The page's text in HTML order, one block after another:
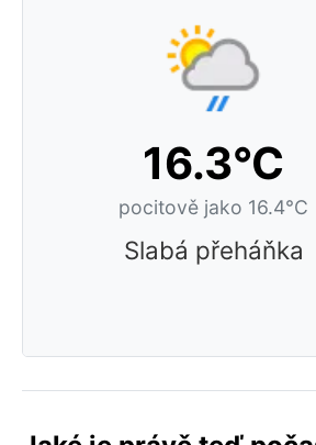
16.3°C
pocitově jako 16.4°C
Slabá přeháňka